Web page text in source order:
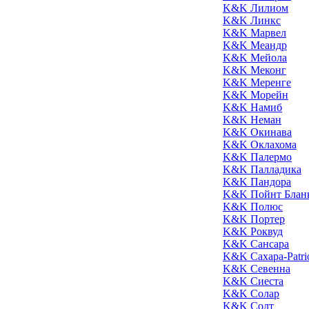
K&K Лилиом
K&K Линкс
K&K Марвел
K&K Меандр
K&K Мейола
K&K Меконг
K&K Меренге
K&K Морейн
K&K Намиб
K&K Неман
K&K Окинава
K&K Оклахома
K&K Палермо
K&K Палладика
K&K Пандора
K&K Пойнт
K&K Полюс
K&K Портер
K&K Роквуд
K&K Сансара
K&K Сахара-
K&K Севенна
K&K Сиеста
K&K Солар
K&K Солт